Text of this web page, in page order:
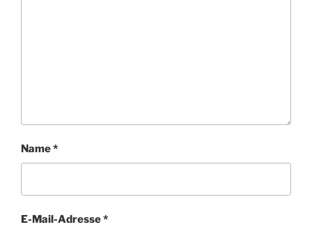
Name*
E-Mail-Adresse*